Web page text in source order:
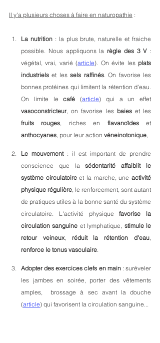
Il y'a plusieurs choses à faire en naturopathie :
La nutrition : la plus brute, naturelle et fraiche
possible. Nous appliquons la règle des 3 V :
végétal, vrai, varié (article). On évite les plats
industriels et les sels raffinés. On favorise les
bonnes protéines qui limitent la rétention d'eau.
On limite le café (article
vasoconstricteur, on favorise les baies et les
fruits rouges, riches en flavanoïdes
anthocyanes, pour leur action véneinotonique,
Le mouvement : il est important de prendre
conscience que la sédentarité
affaiblit le
système circulatoire et la marche, une activité
physique régulière, le renforcement, sont autant
de pratiques utiles à la bonne santé du système
circulatoire. L'activité physique favorise la
circulation sanguine et lymphatique, stimule le
retour veineux, réduit la rétention d'eau
renforce le tonus vasculaire.
Adopter des exercices clefs en main : suréveler
les jambes en soirée, porter des vêtements
amples,  brossage à sec avant la douche
(article) qui favorisent la circulation sanguine...